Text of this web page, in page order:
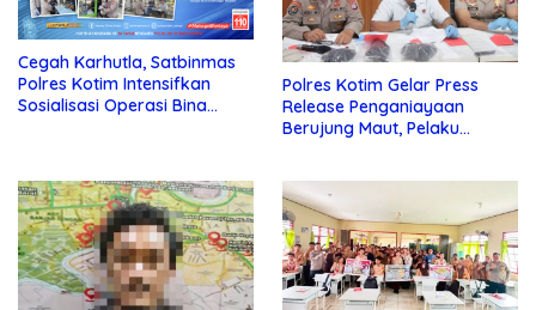
Cegah Karhutla, Satbinmas
Polres Kotim Intensifkan
Sosialisasi Operasi Bina
Polres Kotim Gelar Press
Release Penganiayaan
Berujung Maut, Pelaku